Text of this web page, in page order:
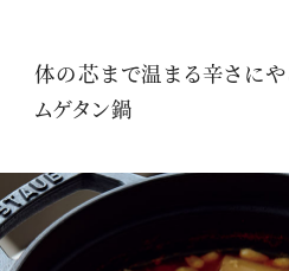
体の芯まで温まる辛さに
ムゲタン鍋